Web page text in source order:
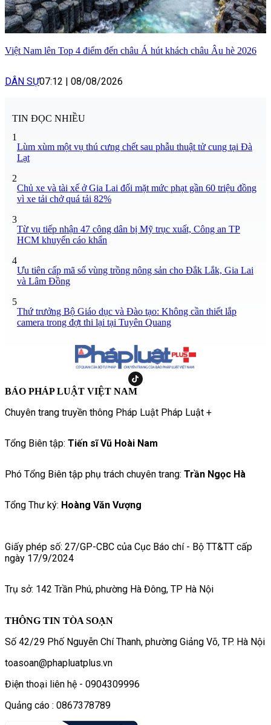
Việt Nam lên Top 4 điểm đến châu Á hút khách châu Âu hè 2026
DÂN SỰ07:12 08/08/2026
TIN ĐỌC NHIỀU
1
Lùm xùm một vụ thú cưng chết sau phẫu thuật tử cung tại Đà
Lạt
2
Chủ xe và tài xế ở Gia Lai đối mặt mức phạt gần 60 triệu đồng
vì xe tải chở quá tải 82%
3
Từ vụ tiếp nhận 47 công dân bị Mỹ trục xuất, Công an TP
HCM khuyến cáo khẩn
4
Ưu tiên cấp mã số vùng trồng nông sản cho Đắk Lắk, Gia Lai
và Lâm Đồng
5
Thứ trưởng Bộ Giáo dục và Đào tạo: Không cần thiết lắp
camera trong đợt thi lại tại Tuyên Quang
BÁO PHÁP LUẬT VIỆT NAM
Chuyên trang truyền thông Pháp Luật Pháp Luật +
Tổng Biên tập: Tiến sĩ Vũ Hoài Nam
Phó Tổng Biên tập phụ trách chuyên trang: Trần Ngọc Hà
Tổng Thư ký: Hoàng Văn Vượng
Giấy phép số: 27/GP-CBC của Cục Báo chí - Bộ TT&TT cấp
ngày 17/9/2024
Trụ sở: 142 Trần Phú, phường Hà Đông, TP Hà Nội
THÔNG TIN TÒA SOẠN
Số 42/29 Phố Nguyễn Chí Thanh, phường Giảng Võ, TP. Hà Nội
toasoan@phapluatplus.vn
Điện thoại liên hệ - 0904309996
Quảng cáo : 0867378789